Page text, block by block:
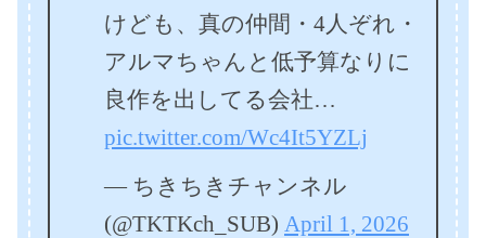
けども、真の仲間・4人ぞれ・
アルマちゃんと低予算なりに
良作を出してる会社…
pic.twitter.com/Wc4It5YZLj
— ちきちきチャンネル
(@TKTKch_SUB) April 1, 2026